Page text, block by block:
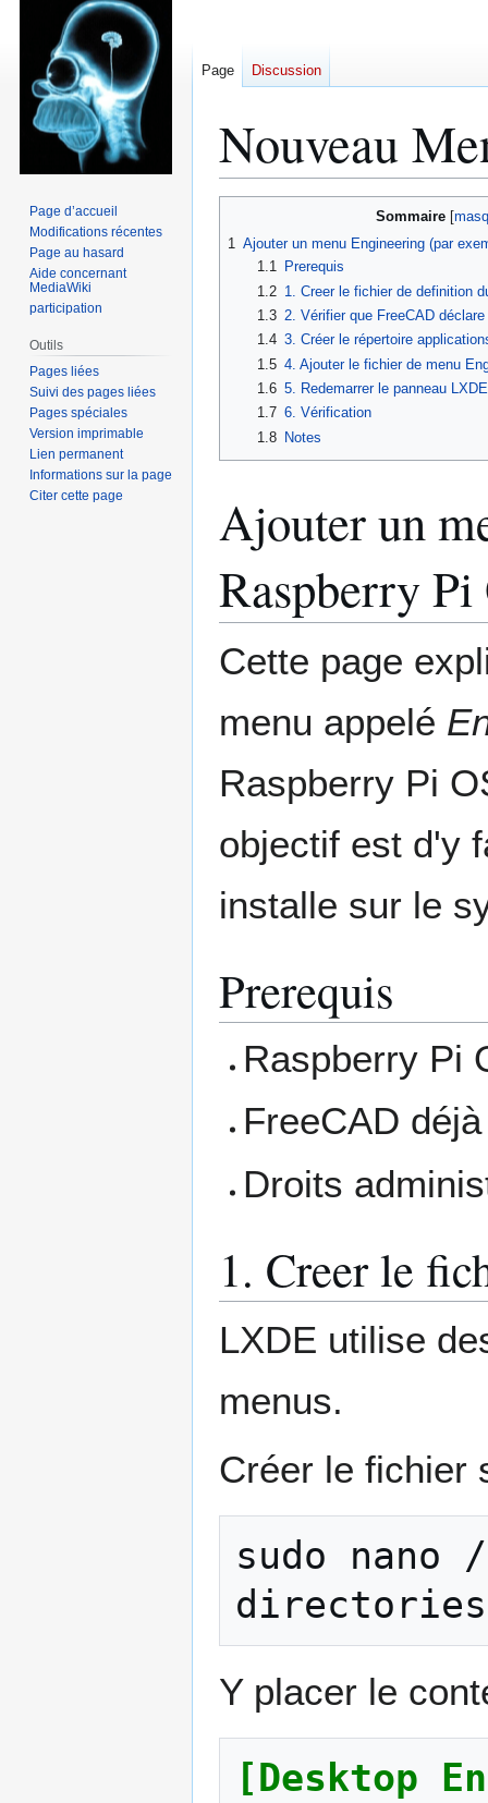
Nouveau
Sommaire
1 Ajouter un menu Engineering (par
1.1
Prerequis
1.2 1. Creer le fichier de definition
1.3 2. Vérifier que FreeCAD
1.4 3. Créer le répertoire
1.5 4. Ajouter le fichier de menu
1.6 5. Redemarrer le panneau LXDE
1.7 6. Vérification
1.8 Notes
Ajouter un
Raspberry Pi
Cette page
menu appelé
Raspberry Pi
objectif est d'y
installe sur le
Prerequis
Raspberry Pi
FreeCAD
Droits
1. Creer le
LXDE utilise
menus.
Créer le fichier
sudo nano
Y placer le
[Desktop
Page Discussion
Page d’accueil
Modifications récentes
Page au hasard
Aide concernant
MediaWiki
participation
Outils
Pages liées
Suivi des pages liées
Pages spéciales
Version imprimable
Lien permanent
Informations sur la page
Citer cette page